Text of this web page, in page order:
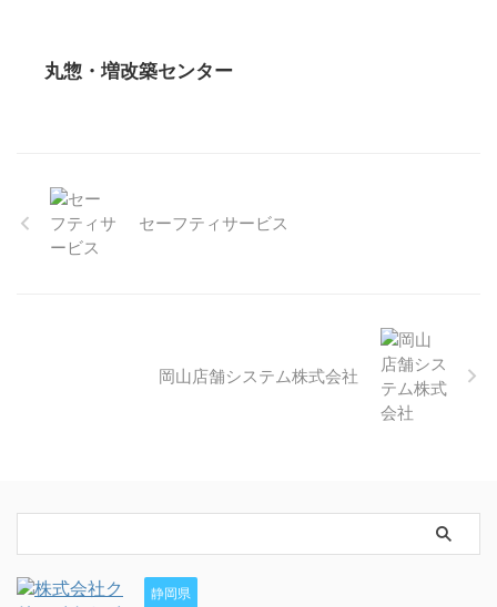
丸惣・増改築センター
セーフティサービス
岡山店舗システム株式会社
静岡県